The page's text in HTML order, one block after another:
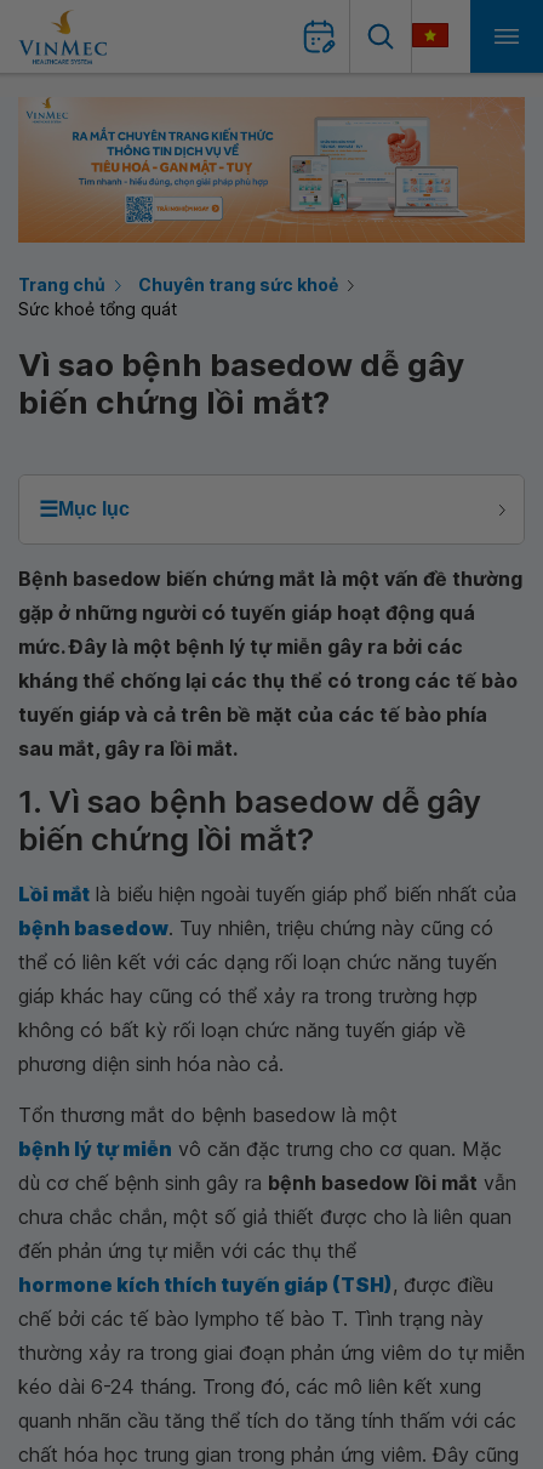
Trang chủ
Chuyên trang sức khoẻ
Sức khoẻ tổng quát
Vì sao bệnh basedow dễ gây
biến chứng lồi mắt?
☰Mục lục
Bệnh basedow biến chứng mắt là một vấn đề thường
gặp ở những người có tuyến giáp hoạt động quá
mức. Đây là một bệnh lý tự miễn gây ra bởi các
kháng thể chống lại các thụ thể có trong các tế bào
tuyến giáp và cả trên bề mặt của các tế bào phía
sau mắt, gây ra lồi mắt.
1. Vì sao bệnh basedow dễ gây
biến chứng lồi mắt?
Lồi mắt là biểu hiện ngoài tuyến giáp phổ biến nhất của
bệnh basedow. Tuy nhiên, triệu chứng này cũng có
thể có liên kết với các dạng rối loạn chức năng tuyến
giáp khác hay cũng có thể xảy ra trong trường hợp
không có bất kỳ rối loạn chức năng tuyến giáp về
phương diện sinh hóa nào cả.
Tổn thương mắt do bệnh basedow là một
bệnh lý tự miễn vô căn đặc trưng cho cơ quan. Mặc
dù cơ chế bệnh sinh gây ra bệnh basedow lồi mắt vẫn
chưa chắc chắn, một số giả thiết được cho là liên quan
đến phản ứng tự miễn với các thụ thể
hormone kích thích tuyến giáp (TSH), được điều
chế bởi các tế bào lympho tế bào T. Tình trạng này
thường xảy ra trong giai đoạn phản ứng viêm do tự miễn
kéo dài 6-24 tháng. Trong đó, các mô liên kết xung
quanh nhãn cầu tăng thể tích do tăng tính thấm với các
chất hóa học trung gian trong phản ứng viêm. Đây cũng